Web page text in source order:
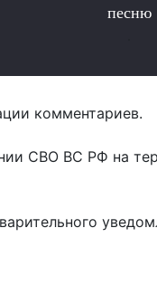
песню
комментариев.
СВО ВС РФ на